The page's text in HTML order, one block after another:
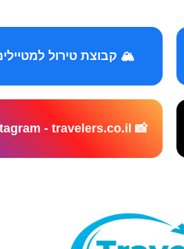
🏔️ קבוצת טירול
📸 Instagram - travelers.co.il